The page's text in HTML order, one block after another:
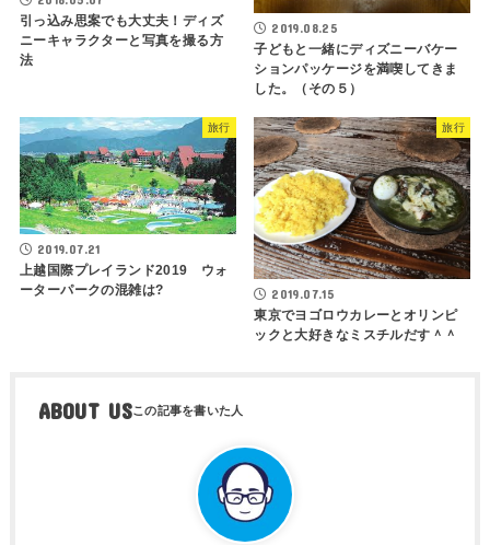
引っ込み思案でも大丈夫！ディズ
ニーキャラクターと写真を撮る方
法
2019.08.25
子どもと一緒にディズニーバケー
ションパッケージを満喫してきま
した。（その５）
旅行
2019.07.21
上越国際プレイランド2019 ウォ
ーターパークの混雑は?
旅行
2019.07.15
東京でヨゴロウカレーとオリンピ
ックと大好きなミスチルだす＾＾
ABOUT US